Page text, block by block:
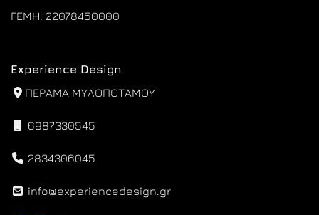
ΓΕΜΗ: 22078450000
Experience Design
ΠΕΡΑΜΑ ΜΥΛΟΠΟΤΑΜΟΥ
6987330545
2834306045
info@experiencedesign.gr